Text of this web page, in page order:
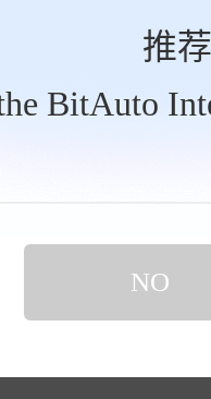
推
BitAuto
NO
机最大功率分别为131千
；纯电版车型单电机
千瓦/251千瓦。